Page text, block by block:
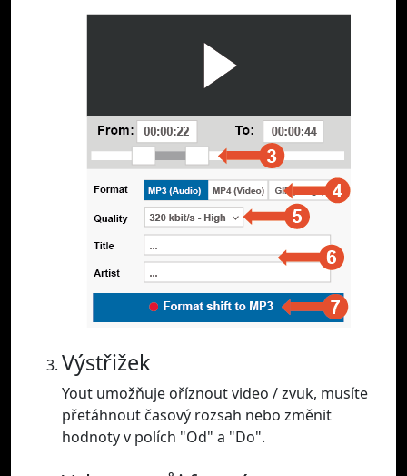
Výstřižek
Yout umožňuje oříznout video / zvuk, musíte
přetáhnout časový rozsah nebo změnit
hodnoty v polích "Od" a "Do".